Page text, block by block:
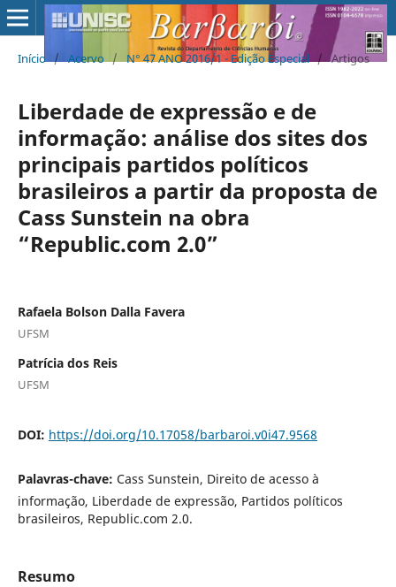
Início / Acervo / N° 47 ANO 2016/1 - Edição Especial / Artigos
Liberdade de expressão e de
informação: análise dos sites dos
principais partidos políticos
brasileiros a partir da proposta de
Cass Sunstein na obra
“Republic.com 2.0”
Rafaela Bolson Dalla Favera
UFSM
Patrícia dos Reis
UFSM
DOI: https://doi.org/10.17058/barbaroi.v0i47.9568
Palavras-chave: Cass Sunstein, Direito de acesso à
informação, Liberdade de expressão, Partidos políticos
brasileiros, Republic.com 2.0.
Resumo